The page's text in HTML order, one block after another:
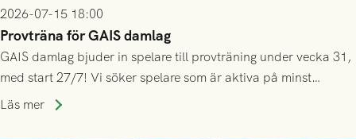
2026-07-15 18:00
Provträna för GAIS damlag
GAIS damlag bjuder in spelare till provträning under vecka 31,
med start 27/7! Vi söker spelare som är aktiva på minst
division 3-nivå.
Läs mer